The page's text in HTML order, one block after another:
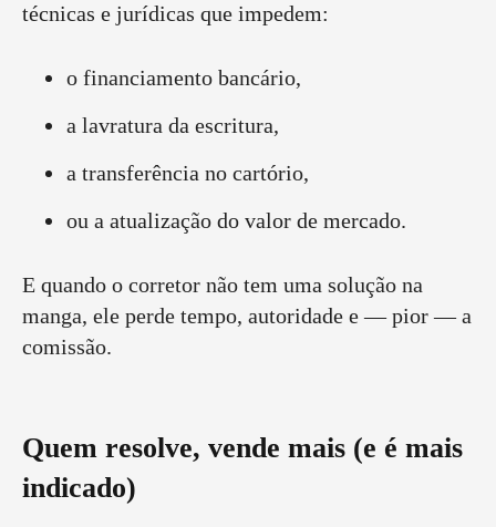
técnicas e jurídicas que impedem:
o financiamento bancário,
a lavratura da escritura,
a transferência no cartório,
ou a atualização do valor de mercado.
E quando o corretor não tem uma solução na
manga, ele perde tempo, autoridade e — pior — a
comissão.
Quem resolve, vende mais (e é mais
indicado)